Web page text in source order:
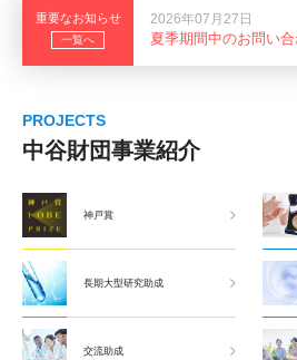
沿革 40年
年報一覧 中
神戸賞 長期
研究助成
ム
科学教育振興助成・
次世代理系人材育成プ
ログラム助成
その他情
その他情報
アクセス よ
サイトマップ 中
日本語 English
重要なお知らせ
一覧へ
募集を終了しまし
2026年07月27日
夏季期間中のお問い
PROJECTS
中谷財団事業紹介
神戸賞
長期大型研究助成
交流助成